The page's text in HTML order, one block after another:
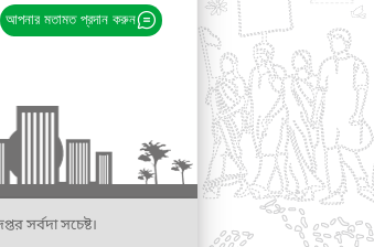
আপনার মতামত প্রদান করুন
সর্বদা সচেষ্ট।